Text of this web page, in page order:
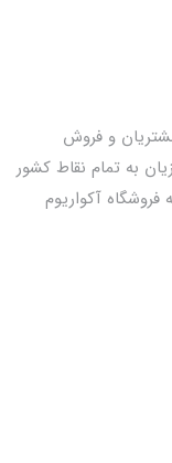
و فروش
به تمام نقاط کشور
فروشگاه آکواریوم